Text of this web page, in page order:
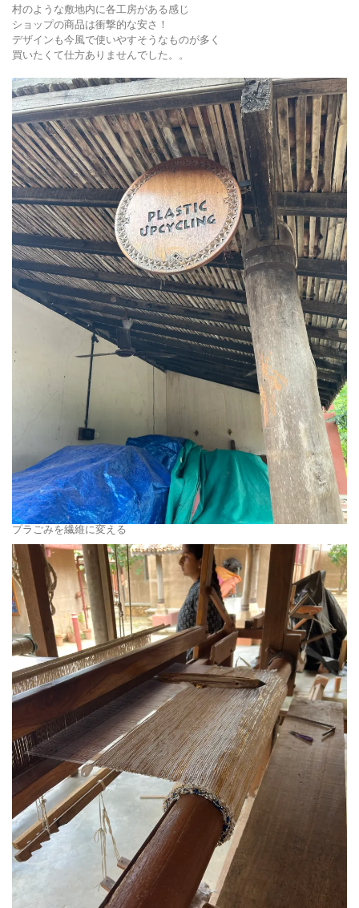
村のような敷地内に各工房がある感じ
ショップの商品は衝撃的な安さ！
デザインも今風で使いやすそうなものが多く
買いたくて仕方ありませんでした。。
プラごみを繊維に変える